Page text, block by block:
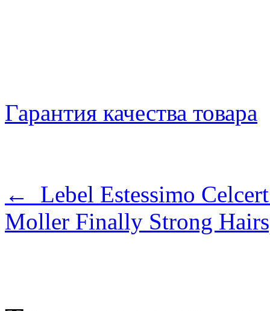
Гарантия качества товара
← Lebel Estessimo
Moller Finally Strong